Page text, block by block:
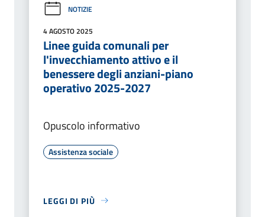
NOTIZIE
4 AGOSTO 2025
Linee guida comunali per
l'invecchiamento attivo e il
benessere degli anziani-piano
operativo 2025-2027
Opuscolo informativo
Assistenza sociale
LEGGI DI PIÙ